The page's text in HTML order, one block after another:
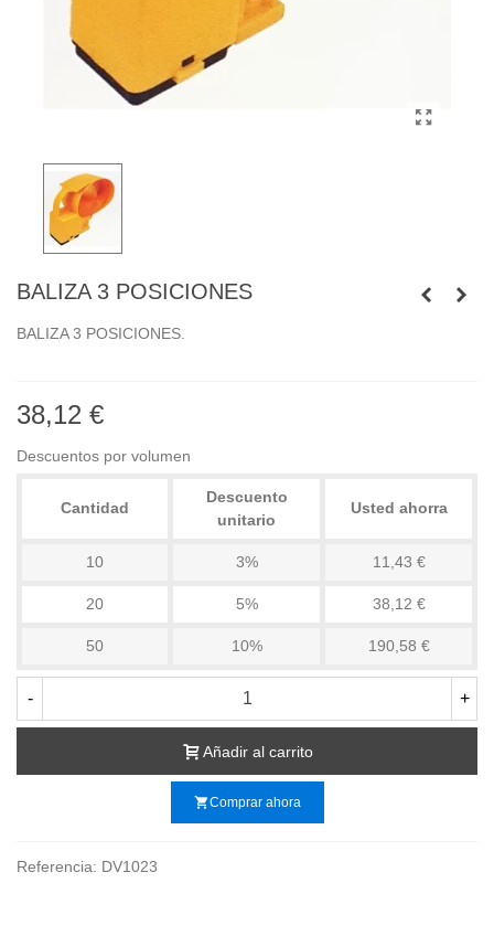
BALIZA 3 POSICIONES
BALIZA 3 POSICIONES.
38,12 €
Descuentos por volumen
Cantidad
Descuento
unitario
Usted ahorra
10 3% 11,43 €
20 5% 38,12 €
50 10% 190,58 €
- +
Añadir al carrito
shopping_cartComprar ahora
Referencia: DV1023